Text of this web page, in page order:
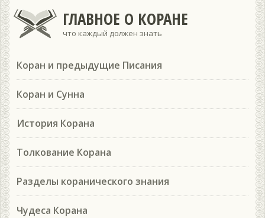
ГЛАВНОЕ О КОРАНЕ
что каждый должен знать
Коран и предыдущие Писания
Коран и Сунна
История Корана
Толкование Корана
Разделы коранического знания
Чудеса Корана